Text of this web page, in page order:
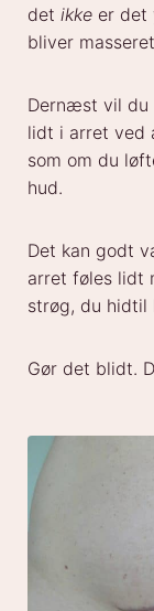
det ikke er det
bliver
Dernæst vil du
lidt i arret ved
som om du
hud.
Det kan godt
arret føles lidt
strøg, du hidtil
Gør det blidt.